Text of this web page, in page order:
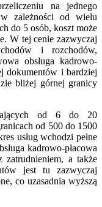
na jednego
zależności od wielu
do 5 osób, koszt może
W tej cenie zazwyczaj
i rozchodów,
obsługa kadrowo-
dokumentów i bardziej
bliżej górnej granicy
od 6 do 20
od 500 do 1500
usług wchodzi pełne
kadrowo-płacowa
zatrudnieniem, a także
jest tu zazwyczaj
co uzasadnia wyższą